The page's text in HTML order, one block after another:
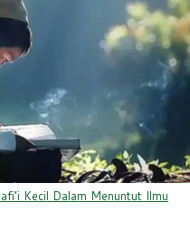
Kecil Dalam Menuntut Ilmu